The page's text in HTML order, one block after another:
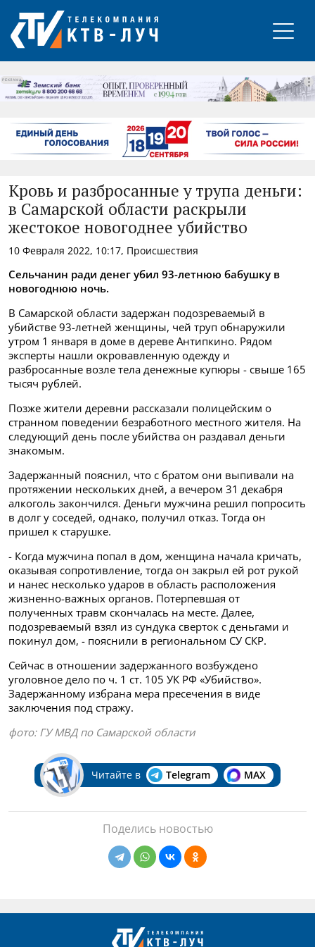
РЕКЛАМА
Кровь и разбросанные у трупа деньги:
в Самарской области раскрыли
жестокое новогоднее убийство
10 Февраля 2022, 10:17, Происшествия
Сельчанин ради денег убил 93-летнюю бабушку в
новогоднюю ночь.
В Самарской области задержан подозреваемый в
убийстве 93-летней женщины, чей труп обнаружили
утром 1 января в доме в дереве Антипкино. Рядом
эксперты нашли окровавленную одежду и
разбросанные возле тела денежные купюры - свыше 165
тысяч рублей.
Позже жители деревни рассказали полицейским о
странном поведении безработного местного жителя. На
следующий день после убийства он раздавал деньги
знакомым.
Задержанный пояснил, что с братом они выпивали на
протяжении нескольких дней, а вечером 31 декабря
алкоголь закончился. Деньги мужчина решил попросить
в долг у соседей, однако, получил отказ. Тогда он
пришел к старушке.
- Когда мужчина попал в дом, женщина начала кричать,
оказывая сопротивление, тогда он закрыл ей рот рукой
и нанес несколько ударов в область расположения
жизненно-важных органов. Потерпевшая от
полученных травм скончалась на месте. Далее,
подозреваемый взял из сундука сверток с деньгами и
покинул дом, - пояснили в региональном СУ СКР.
Сейчас в отношении задержанного возбуждено
уголовное дело по ч. 1 ст. 105 УК РФ «Убийство».
Задержанному избрана мера пресечения в виде
заключения под стражу.
фото: ГУ МВД по Самарской области
Читайте в Telegram MAX
Поделись новостью